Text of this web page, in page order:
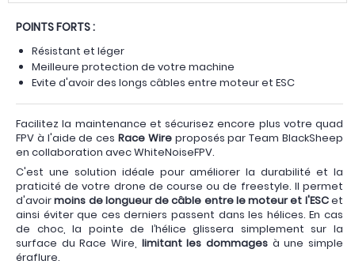
POINTS FORTS :
Résistant et léger
Meilleure protection de votre machine
Evite d'avoir des longs câbles entre moteur et ESC
Facilitez la maintenance et sécurisez encore plus votre quad
FPV à l'aide de ces Race Wireproposés par Team BlackSheep
en collaboration avec WhiteNoiseFPV.
C'est une solution idéale pour améliorer la durabilité et la
praticité de votre drone de course ou de freestyle. Il permet
d'avoirmoins de longueur de câble entre le moteur et l'ESCet
ainsi éviter que ces derniers passent dans les hélices. En cas
de choc, la pointe de l’hélice glissera simplement sur la
surface du Race Wire, limitant les dommages à une simple
éraflure.